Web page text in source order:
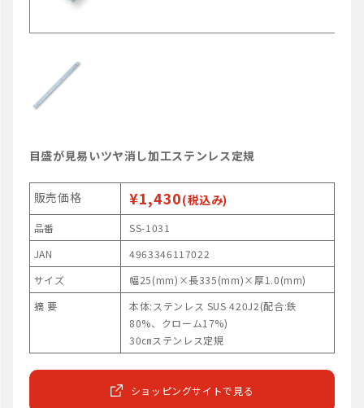
目盛が見易いツヤ消し加工ステンレス定規
販売価格 ¥1,430(税込み)
品番
SS-1031
JAN
4963346117022
サイズ
幅25(mm)×長335(mm)×厚1.0(mm)
摘 要
本体:ステンレス SUS 420J2(配合:鉄
80%、クローム17%)
30㎝ステンレス定規
ショッピングサイトで見る